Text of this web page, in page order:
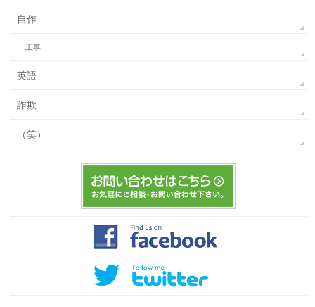
自作
工事
英語
詐欺
（笑）